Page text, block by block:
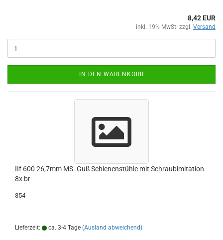
8,42 EUR
inkl. 19% MwSt. zzgl. Versand
IN DEN WARENKORB
IIf 600 26,7mm MS- Guß Schienenstühle mit Schraubimitation
8x br
354
Lieferzeit: ca. 3-4 Tage (Ausland abweichend)